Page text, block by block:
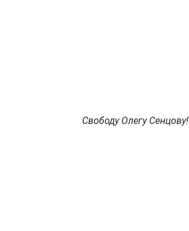
Свободу Олегу Сенцову!